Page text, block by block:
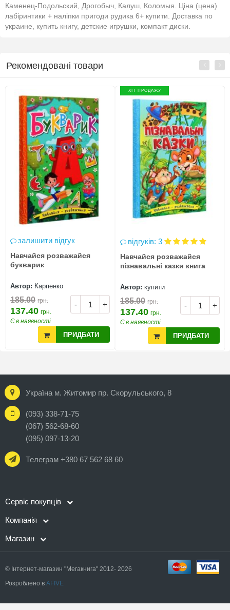
Каменец-Подольский, Дрогобыч, Калуш, Коломыя. Ціна (цена)
лабіринтики + наліпки пригоди рудика 6+ купити. Доставка по
украине, купить книгу, детские игрушки, компакт диски.
Рекомендовані товари
залишити відгук
Навчайся розважайся
букварик
Автор: Карпенко
- +
185.00 грн.
137.40 грн.
Є в наявності
ПРИДБАТИ
ХІТ ПРОДАЖУ
відгуків: 3
Навчайся розважайся
пізнавальні казки книга
Автор: купити
- +
185.00 грн.
137.40 грн.
Є в наявності
ПРИДБАТИ
Україна м. Житомир пр. Скорульського, 8
(093) 338-71-75
(067) 562-68-60
(095) 097-13-20
Телеграм +380 67 562 68 60
Сервіс покупців
Компанія
Магазин
© Інтернет-магазин "Мегакнига" 2012- 2026
Розроблено в AFIVE